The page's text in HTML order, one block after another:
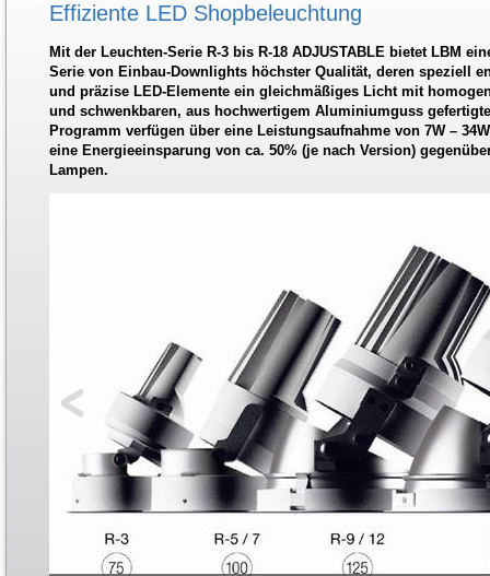
Effiziente LED Shopbeleuchtung
Mit der Leuchten-Serie R-3 bis R-18 ADJUSTABLE bietet LBM
Serie von Einbau-Downlights höchster Qualität, deren speziell
und präzise LED-Elemente ein gleichmäßiges Licht mit
und schwenkbaren, aus hochwertigem Aluminiumguss
Programm verfügen über eine Leistungsaufnahme von 7W –
eine Energieeinsparung von ca. 50% (je nach Version)
Lampen.